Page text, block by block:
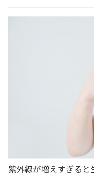
紫外線が増えすぎる